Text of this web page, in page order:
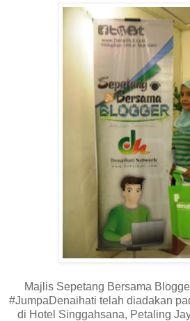
Majlis Sepetang Bersama
#JumpaDenaihati telah diadakan
di Hotel Singgahsana, Petaling